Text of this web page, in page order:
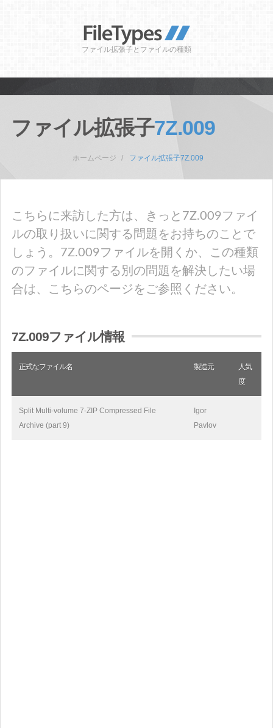
ファイル拡張子とファイルの種類
ファイル拡張子7Z.009
ホームページ ファイル拡張子7Z.009
こちらに来訪した方は、きっと7Z.009ファイ
ルの取り扱いに関する問題をお持ちのことで
しょう。7Z.009ファイルを開くか、この種類
のファイルに関する別の問題を解決したい場
合は、こちらのページをご参照ください。
7Z.009ファイル情報
正式なファイル名 製造元
人気
度
Split Multi-volume 7-ZIP Compressed File
Archive (part 9)
Igor
Pavlov